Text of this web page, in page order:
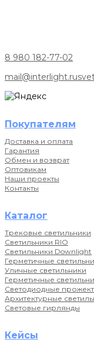
8 980 182-77-02
mail@interlight.ru
Покупателям
Доставка и оплата
Гарантия
Обмен и возврат
Оптовикам
Наши проекты
Контакты
Каталог
Трековые светильники
Светильники RIO
Светильники Downlight
Герметичные
Уличные светильники
Герметичные
Светодиодные
Архитектурные
Световые гирлянды
Кейсы